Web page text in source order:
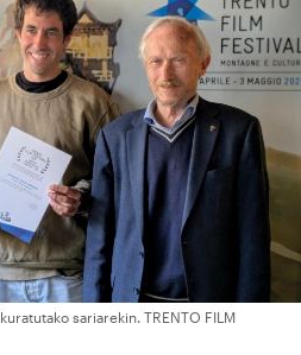
sariarekin. TRENTO FILM